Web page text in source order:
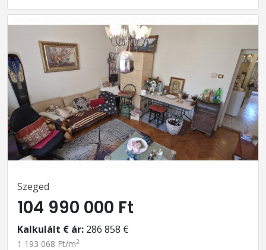
Szeged
104 990 000 Ft
Kalkulált € ár: 286 858 €
1 193 068 Ft/m2